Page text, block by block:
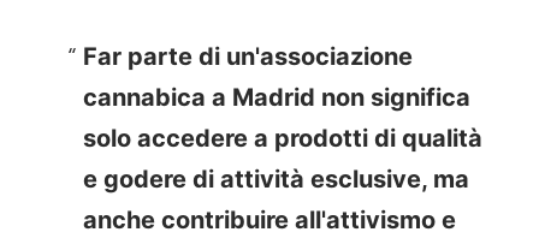
Far parte di un'associazione
cannabica a Madrid non significa
solo accedere a prodotti di qualità
e godere di attività esclusive, ma
anche contribuire all'attivismo e